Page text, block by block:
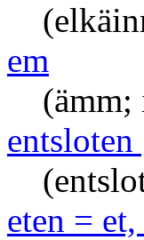
em
(ämm;
eten =